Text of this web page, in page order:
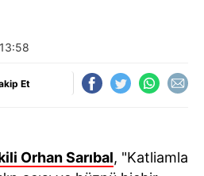
Et
Orhan Sarıbal, "Katliamla